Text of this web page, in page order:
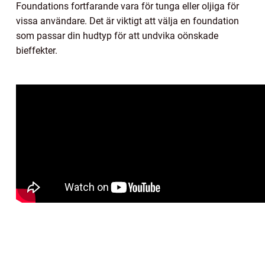
Foundations fortfarande vara för tunga eller oljiga för
vissa användare. Det är viktigt att välja en foundation
som passar din hudtyp för att undvika oönskade
bieffekter.